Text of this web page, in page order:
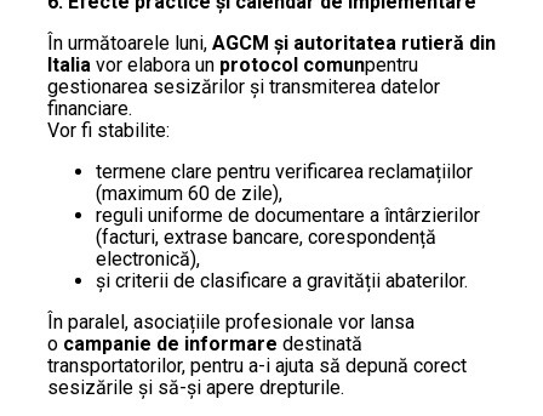
În următoarele luni, AGCM și autoritatea rutieră din
Italia vor elabora un protocol comunpentru
gestionarea sesizărilor și transmiterea datelor
financiare.
Vor fi stabilite:
termene clare pentru verificarea reclamațiilor
(maximum 60 de zile),
reguli uniforme de documentare a întârzierilor
(facturi, extrase bancare, corespondență
electronică),
și criterii de clasificare a gravității abaterilor.
În paralel, asociațiile profesionale vor lansa
o campanie de informare destinată
transportatorilor, pentru a-i ajuta să depună corect
sesizările și să-și apere drepturile.